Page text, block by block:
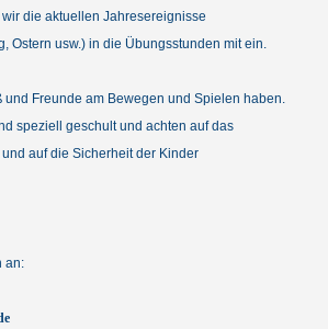
die aktuellen Jahresereignisse
Ostern usw.) in die Übungsstunden mit ein.
und Freunde am Bewegen und Spielen haben.
speziell geschult und achten auf das
auf die Sicherheit der Kinder
an: